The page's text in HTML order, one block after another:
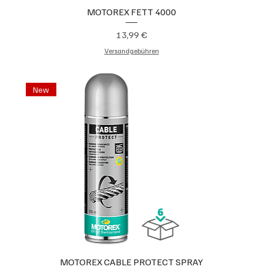
MOTOREX FETT 4000
Preis
13,99 €
Versandgebühren
New
MOTOREX CABLE PROTECT SPRAY